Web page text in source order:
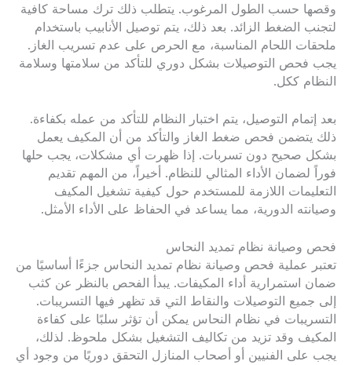
وقصها حسب الطول المرغوب. يتطلب ذلك ترك مساحة كافية
لتجنب الضغط الزائد. بعد ذلك، يتم توصيل الأنابيب باستخدام
ملحقات اللحام المناسبة، مع الحرص على عدم تسريب الغاز.
يجب فحص التوصيلات بشكل دوري للتأكد من سلامتها وسلامة
النظام ككل.
بعد إتمام التوصيل، يتم اختبار النظام للتأكد من عمله بكفاءة.
ذلك يتضمن فحص ضغط الغاز والتأكد من أن المكيف يعمل
بشكل صحيح دون تسربات. إذا ظهرت أي مشكلات، يجب حلها
فوراً لضمان الأداء المثالي للنظام. أخيراً، من المهم تقديم
التعليمات اللازمة للمستخدم حول كيفية تشغيل المكيف
وصيانته الدورية، مما يساعد في الحفاظ على الأداء الأمثل.
فحص وصيانة نظام تمديد النحاس
تعتبر عملية فحص وصيانة نظام تمديد النحاس جزءًا أساسيًا من
ضمان استمرارية أداء المكيفات. يبدأ الفحص بالنظر عن كثب
إلى جميع التوصيلات والنقاط التي قد تظهر فيها التسريبات.
التسريبات في نظام النحاس يمكن أن تؤثر سلبًا على كفاءة
المكيف وقد تزيد من تكاليف التشغيل بشكل ملحوظ. لذلك،
يجب على الفنيين أو أصحاب المنازل التحقق دوريًا من وجود أي